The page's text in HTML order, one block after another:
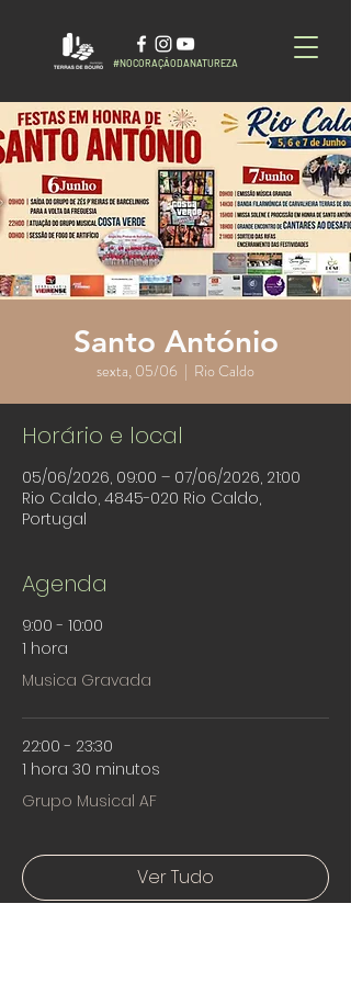
#NOCORAÇÃODANATUREZA
Santo António
sexta, 05/06
  |
Rio Caldo
Horário e local
05/06/2026, 09:00 – 07/06/2026, 21:00
Rio Caldo, 4845-020 Rio Caldo,
Portugal
Agenda
9:00 - 10:00
1 hora
Musica Gravada
22:00 - 23:30
1 hora 30 minutos
Grupo Musical AF
Ver Tudo